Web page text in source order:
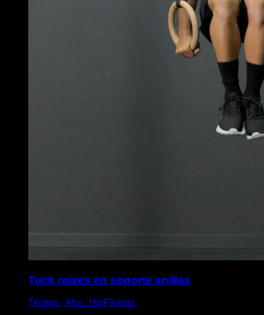
Tuck raises en soporte anillas
Triceps ∙ Abs ∙ HipFlexors